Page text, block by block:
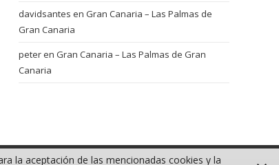
davidsantes en Gran Canaria – Las Palmas de
Gran Canaria
peteren Gran Canaria – Las Palmas de Gran
Canaria
la aceptación de las mencionadas cookies y la